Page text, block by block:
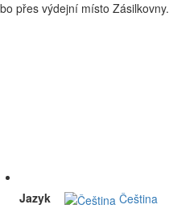
Nakupdomu.cz
přes výdejní místo Zásilkovny.
Jazyk
Čeština